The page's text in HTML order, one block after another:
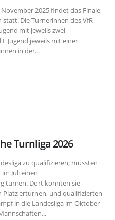
2025 findet das Finale
Die Turnerinnen des VfR
mit jeweils zwei
Jugend jeweils mit einer
in der...
Turnliga 2026
zu qualifizieren, mussten
Juli einen
turnen. Dort konnten sie
Platz erturnen, und qualifizierten
in die Landesliga im Oktober